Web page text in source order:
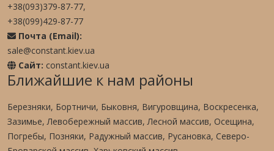
+38(093)379-87-77,
+38(099)429-87-77
Почта (Email):
sale@constant.kiev.ua
Сайт: constant.kiev.ua
Ближайшие к нам районы
Березняки, Бортничи, Быковня, Вигуровщина, Воскресенка,
Зазимье, Левобережный массив, Лесной массив, Осещина,
Погребы, Позняки, Радужный массив, Русановка, Северо-